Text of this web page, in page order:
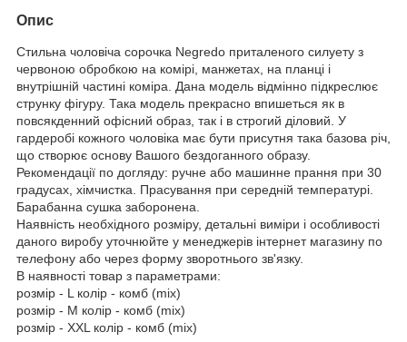
Опис
Стильна чоловіча сорочка Negredo приталеного силуету з
червоною обробкою на комірі, манжетах, на планці і
внутрішній частині коміра. Дана модель відмінно підкреслює
струнку фігуру. Така модель прекрасно впишеться як в
повсякденний офісний образ, так і в строгий діловий. У
гардеробі кожного чоловіка має бути присутня така базова річ,
що створює основу Вашого бездоганного образу.
Рекомендації по догляду: ручне або машинне прання при 30
градусах, хімчистка. Прасування при середній температурі.
Барабанна сушка заборонена.
Наявність необхідного розміру, детальні виміри і особливості
даного виробу уточнюйте у менеджерів інтернет магазину по
телефону або через форму зворотнього зв'язку.
В наявності товар з параметрами:
розмір - L колір - комб (mix)
розмір - M колір - комб (mix)
розмір - XXL колір - комб (mix)